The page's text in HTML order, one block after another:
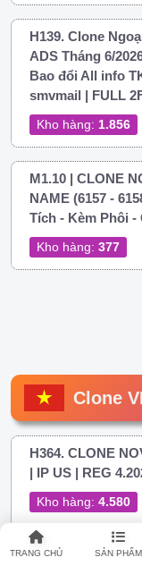
TRANG CHỦ SẢN PHẨM
H139. Clone
ADS Tháng 6/
Bao đổi All info
smvmail | FULL
Kho hàng: 1.856
M1.10 | CLONE
NAME (6157 -
Tích - Kèm Phôi -
Kho hàng: 377
Clone
H364. CLONE
| IP US | REG
Kho hàng: 4.580
H374. Clone Việt